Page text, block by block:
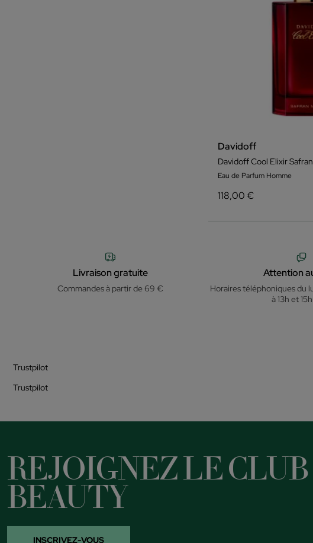
Davidoff
Eau de Parfum Homme
118,00 €
Livraison gratuite
Commandes à partir de 69 €
Attention
Horaires téléphoniques du
à 13h et
Trustpilot
Trustpilot
REJOIGNEZ LE
BEAUTY
INSCRIVEZ-VOUS